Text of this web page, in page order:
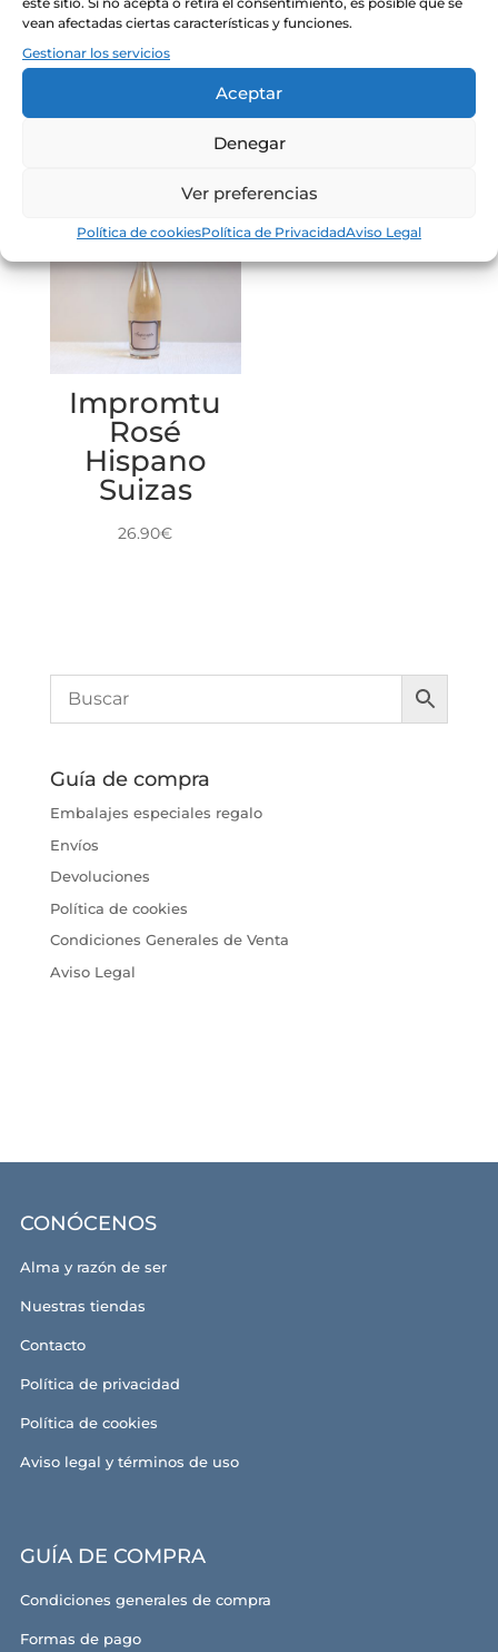
vean afectadas ciertas características y funciones.
Gestionar los servicios
Aceptar
Denegar
Ver preferencias
Política de cookiesPolítica de PrivacidadAviso Legal
Finca
Terrerazo
29.90€
Sant Jaume
8.90€
Impromtu
Rosé
Hispano
Suizas
26.90€
Guía de compra
Embalajes especiales regalo
Envíos
Devoluciones
Política de cookies
Condiciones Generales de Venta
Aviso Legal
CONÓCENOS
Alma y razón de ser
Nuestras tiendas
Contacto
Política de privacidad
Política de cookies
Aviso legal y términos de uso
GUÍA DE COMPRA
Condiciones generales de compra
Formas de pago